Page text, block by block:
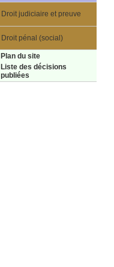
Droit judiciaire et preuve
Droit pénal (social)
Plan du site
Liste des décisions
publiées